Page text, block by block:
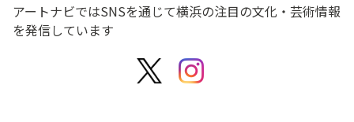
アートナビではSNSを通じて横浜の注目の文化・芸術情報
を発信しています